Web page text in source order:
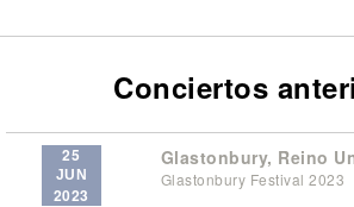
Conciertos
25
JUN
2023
Glastonbury, Reino
Glastonbury Festival 2023